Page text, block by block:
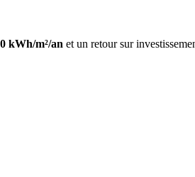
kWh/m²/an et un retour sur